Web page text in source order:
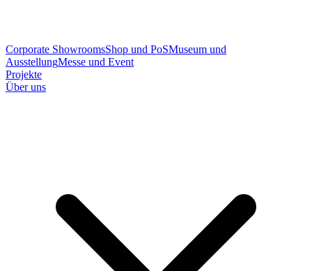
Corporate ShowroomsShop und PoSMuseum und
AusstellungMesse und Event
Projekte
Über uns